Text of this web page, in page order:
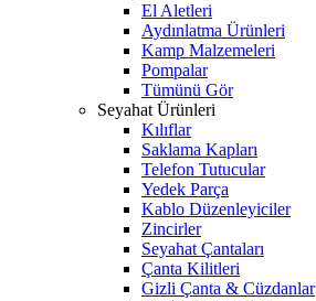
El Aletleri
Aydınlatma Ürünleri
Kamp Malzemeleri
Pompalar
Tümünü Gör
Seyahat Ürünleri
Kılıflar
Saklama Kapları
Telefon Tutucular
Yedek Parça
Kablo Düzenleyiciler
Zincirler
Seyahat Çantaları
Çanta Kilitleri
Gizli Çanta & Cüzdanlar